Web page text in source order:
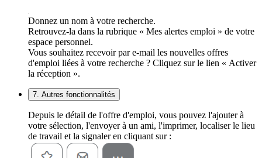
Donnez un nom à votre recherche.
Retrouvez-la dans la rubrique « Mes alertes emploi » de votre
espace personnel.
Vous souhaitez recevoir par e-mail les nouvelles offres
d'emploi liées à votre recherche ? Cliquez sur le lien « Activer
la réception ».
7. Autres fonctionnalités
Depuis le détail de l'offre d'emploi, vous pouvez l'ajouter à
votre sélection, l'envoyer à un ami, l'imprimer, localiser le lieu
de travail et la signaler en cliquant sur :